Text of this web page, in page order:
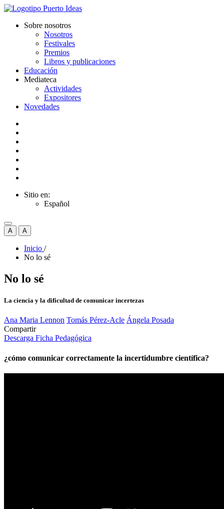
Sobre nosotros
Nosotros
Festivales
Premios
Libros y publicaciones
Educación
Mediateca
Actividades
Expositores
Novedades
Sitio en:
Español
A A
Inicio /
No lo sé
No lo sé
La ciencia y la dificultad de comunicar incertezas
Ana Maria Lennon Tomás Pérez-Acle Ángela Posada
Compartir
Descarga Ficha Pedagógica
¿cómo comunicar correctamente la incertidumbre científica?